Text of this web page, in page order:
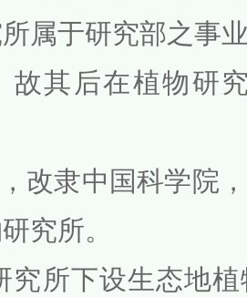
属于研究部之事
故其后在植物研
改隶中国科学院
究所。
究所下设生态地